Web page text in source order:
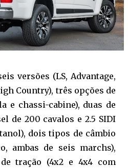
versões (LS, Advantage,
Country), três opções de
e chassi-cabine), duas de
de 200 cavalos e 2.5 SIDI
dois tipos de câmbio
ambas de seis marchs),
tração (4x2 e 4x4 com